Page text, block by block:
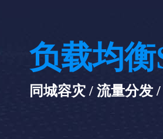
负载均
同城容灾 / 流量分发